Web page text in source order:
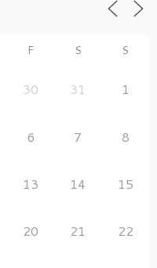
F S S
30 31 1
6 7 8
13 14 15
20 21 22